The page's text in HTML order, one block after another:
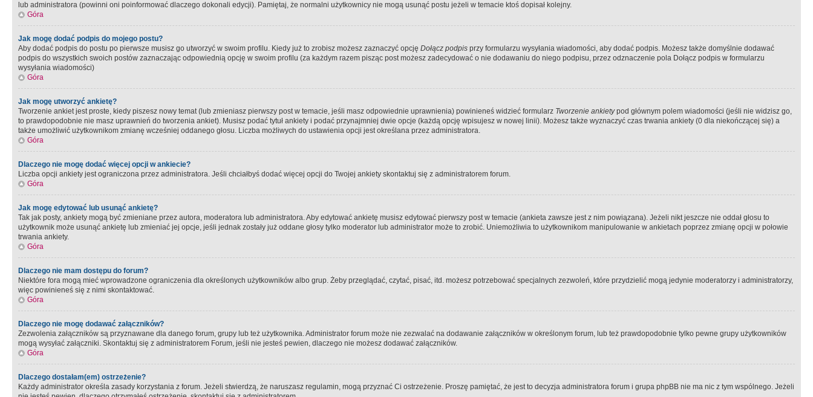
lub administratora (powinni oni poinformować dlaczego dokonali edycji). Pamiętaj, że normalni użytkownicy nie mogą usunąć postu jeżeli w temacie ktoś dopisał kolejny.
Góra
Jak mogę dodać podpis do mojego postu?
Aby dodać podpis do postu po pierwsze musisz go utworzyć w swoim profilu. Kiedy już to zrobisz możesz zaznaczyć opcję Dołącz podpis przy formularzu wysyłania wiadomości, aby dodać podpis. Możesz także domyślnie dodawać
podpis do wszystkich swoich postów zaznaczając odpowiednią opcję w swoim profilu (za każdym razem pisząc post możesz zadecydować o nie dodawaniu do niego podpisu, przez odznaczenie pola Dołącz podpis w formularzu
wysyłania wiadomości)
Góra
Jak mogę utworzyć ankietę?
Tworzenie ankiet jest proste, kiedy piszesz nowy temat (lub zmieniasz pierwszy post w temacie, jeśli masz odpowiednie uprawnienia) powinieneś widzieć formularz Tworzenie ankietypod głównym polem wiadomości (jeśli nie widzisz go,
to prawdopodobnie nie masz uprawnień do tworzenia ankiet). Musisz podać tytuł ankiety i podać przynajmniej dwie opcje (każdą opcję wpisujesz w nowej linii). Możesz także wyznaczyć czas trwania ankiety (0 dla niekończącej się) a
także umożliwić użytkownikom zmianę wcześniej oddanego głosu. Liczba możliwych do ustawienia opcji jest określana przez administratora.
Góra
Dlaczego nie mogę dodać więcej opcji w ankiecie?
Liczba opcji ankiety jest ograniczona przez administratora. Jeśli chciałbyś dodać więcej opcji do Twojej ankiety skontaktuj się z administratorem forum.
Góra
Jak mogę edytować lub usunąć ankietę?
Tak jak posty, ankiety mogą być zmieniane przez autora, moderatora lub administratora. Aby edytować ankietę musisz edytować pierwszy post w temacie (ankieta zawsze jest z nim powiązana). Jeżeli nikt jeszcze nie oddał głosu to
użytkownik może usunąć ankietę lub zmieniać jej opcje, jeśli jednak zostały już oddane głosy tylko moderator lub administrator może to zrobić. Uniemożliwia to użytkownikom manipulowanie w ankietach poprzez zmianę opcji w połowie
trwania ankiety.
Góra
Dlaczego nie mam dostępu do forum?
Niektóre fora mogą mieć wprowadzone ograniczenia dla określonych użytkowników albo grup. Żeby przeglądać, czytać, pisać, itd. możesz potrzebować specjalnych zezwoleń, które przydzielić mogą jedynie moderatorzy i administratorzy,
więc powinieneś się z nimi skontaktować.
Góra
Dlaczego nie mogę dodawać załączników?
Zezwolenia załączników są przyznawane dla danego forum, grupy lub też użytkownika. Administrator forum może nie zezwalać na dodawanie załączników w określonym forum, lub też prawdopodobnie tylko pewne grupy użytkowników
mogą wysyłać załączniki. Skontaktuj się z administratorem Forum, jeśli nie jesteś pewien, dlaczego nie możesz dodawać załączników.
Góra
Dlaczego dostałam(em) ostrzeżenie?
Każdy administrator określa zasady korzystania z forum. Jeżeli stwierdzą, że naruszasz regulamin, mogą przyznać Ci ostrzeżenie. Proszę pamiętać, że jest to decyzja administratora forum i grupa phpBB nie ma nic z tym wspólnego. Jeżeli